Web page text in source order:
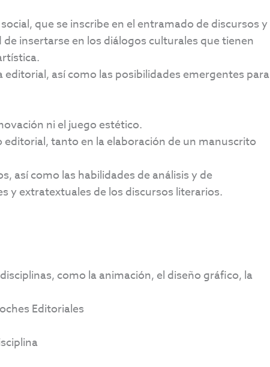
que se inscribe en el entramado de discursos y
insertarse en los diálogos culturales que tienen
así como las posibilidades emergentes para
ni el juego estético.
editorial, tanto en la elaboración de un manuscrito
así como las habilidades de análisis y de
y extratextuales de los discursos literarios.
como la animación, el diseño gráfico, la
Editoriales